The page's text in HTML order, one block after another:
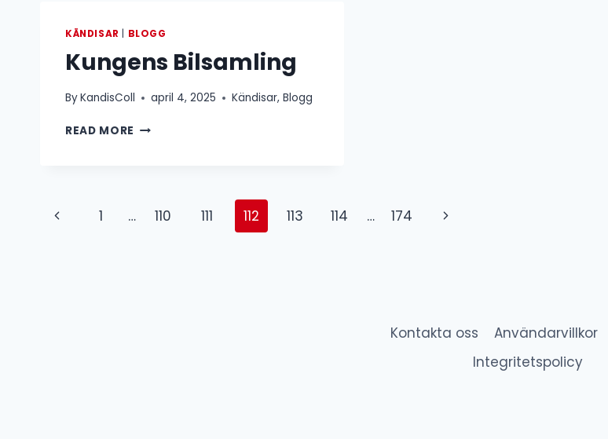
KÄNDISAR | BLOGG
Kungens Bilsamling
ByKandisColl april 4, 2025 Kändisar,Blogg
READ MORE KUNGENS
Page
Previous1 … 110 111 112 113 114 … 174
Next
Kontakta oss Användarvillkor
Integritetspolicy